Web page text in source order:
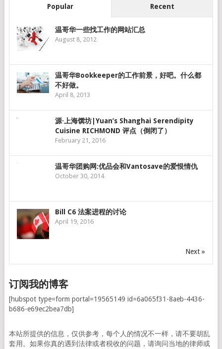
Popular Recent
温哥华一些找工作的网站汇总
August 8, 2012
温哥华Bookkeeper的工作前景，好吧。什么都
不好做。
April 8, 2013
源·上海馔坊|Yuan’s Shanghai Serendipity
Cuisine RICHMOND 评点（倒闭了）
February 21, 2016
温哥华团购网:优品会和Vantosave的爱恨情仇
October 30, 2014
Bill C6 法案进程的讨论
April 19, 2016
Next »
订阅我的博客
[hubspot type=form portal=19565149 id=6a065f31-8aeb-4436-
b686-e69ec2bea7db]
本站所提供的信息，仅供参考，每个人的情况不一样，请不要胡乱
套用。如果你真的遇到法律或者税收的问题，请询问当地的律师或